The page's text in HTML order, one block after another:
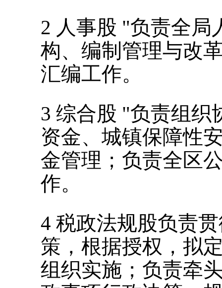
2 人事股 "负责全局
构、编制管理与改
汇编工作。
3 综合股 "负责组织
资金、城镇保障性
金管理；负责全区
作。
4 税政法规股负责
策，根据授权，拟
组织实施；负责牵